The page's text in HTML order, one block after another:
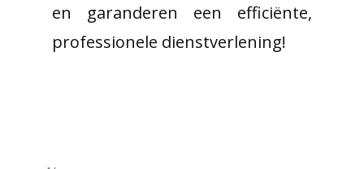
en garanderen een efficiënte,
professionele dienstverlening!